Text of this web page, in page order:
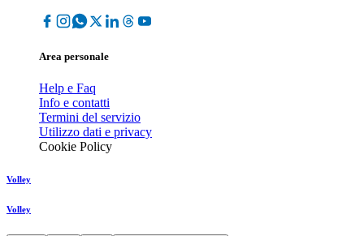
Area personale
Help e Faq
Info e contatti
Termini del servizio
Utilizzo dati e privacy
Cookie Policy
Volley
Volley